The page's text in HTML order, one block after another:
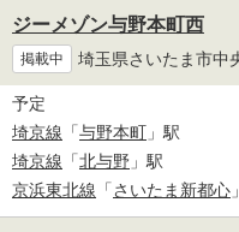
ジーメゾン与野本町西
掲載中 埼玉県さいたま市中
予定
埼京線 「与野本町 」駅
埼京線 「北与野 」駅
京浜東北線 「さいたま新都心